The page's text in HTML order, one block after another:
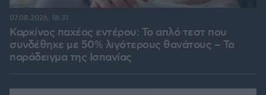
Καρκίνος παχέος εντέρου: Το απλό τεστ που
συνδέθηκε με 50% λιγότερους θανάτους – Το
παράδειγμα της Ισπανίας
07.08.2026, 18:31